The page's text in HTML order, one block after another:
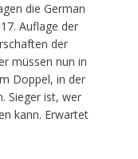
die German
Auflage der
der
müssen nun in
Doppel, in der
Sieger ist, wer
kann. Erwartet